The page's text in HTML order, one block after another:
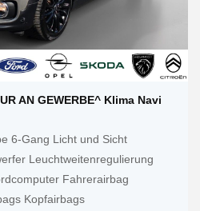
AN GEWERBE^ Klima Navi
6-Gang Licht und Sicht
Leuchtweitenregulierung
Fahrerairbag
Kopfairbags